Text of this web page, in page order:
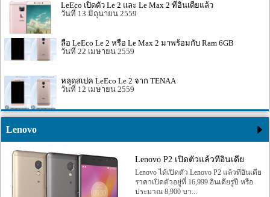
LeEco เปิดตัว Le 2 และ Le Max 2 ที่อินเดียแล้ว
13 มิถุนายน 2559
ลือ LeEco Le 2 หรือ Le Max 2 มาพร้อมกับ Ram 6GB
22 เมษายน 2559
หลุดสเปค LeEco Le 2 จาก TENAA
12 เมษายน 2559
Lenovo
Lenovo P2 เปิดตัวแล้วที่อินเดีย
Lenovo ได้เปิดตัว Lenovo P2 แล้วที่อินเดีย
ราคาเปิดตัวอยู่ที่ 16,999 อินเดียรูปี หรือ
ประมาณ 8,900 บา...